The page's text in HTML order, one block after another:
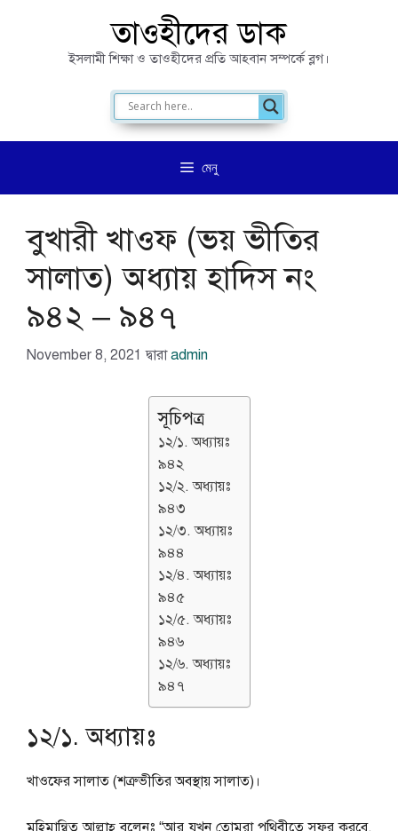
তাওহীদের ডাক
ইসলামী শিক্ষা ও তাওহীদের প্রতি আহবান সম্পর্কে ব্লগ।
মেনু
বুখারী খাওফ (ভয় ভীতির
সালাত) অধ্যায় হাদিস নং
৯৪২ – ৯৪৭
November 8, 2021 দ্বারাadmin
সূচিপত্র
১২/১. অধ্যায়ঃ
৯৪২
১২/২. অধ্যায়ঃ
৯৪৩
১২/৩. অধ্যায়ঃ
৯৪৪
১২/৪. অধ্যায়ঃ
৯৪৫
১২/৫. অধ্যায়ঃ
৯৪৬
১২/৬. অধ্যায়ঃ
৯৪৭
১২/১. অধ্যায়ঃ
খাওফের সালাত (শত্রুভীতির অবস্থায় সালাত)।
মহিমান্বিত আল্লাহ্ বলেনঃ “আর যখন তোমরা পৃথিবীতে সফর করবে,